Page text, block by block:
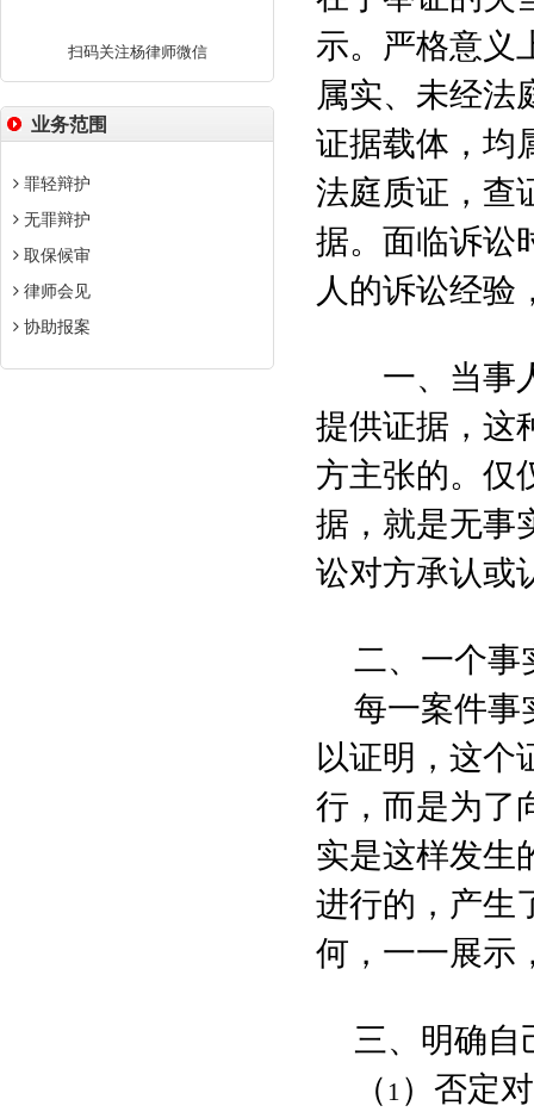
扫码关注杨律师微信
业务范围
罪轻辩护
无罪辩护
取保候审
律师会见
协助报案
示。严格意义
属实、未经法
证据载体，均
法庭质证，查
据。面临诉讼
人的诉讼经验
一、当事人
提供证据，这
方主张的。仅
据，就是无事
讼对方承认或
二、一个事
每一案件事
以证明，这个
行，而是为了
实是这样发生
进行的，产生
何，一一展示
三、明确自
（ 1 ）否定